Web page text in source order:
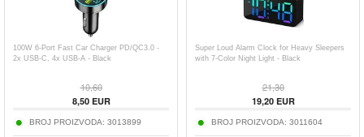
100W 6-Port Fast Car Charger PD/QC3.0 -
2x USB-C, 4x USB-A - Black
10,60
8,50EUR
BROJ PROIZVODA: 3013899
Super Loud Alarm Clock for Heavy Sleepers
with 7-Color Night Light - Black
21,30
19,20EUR
BROJ PROIZVODA: 3011604